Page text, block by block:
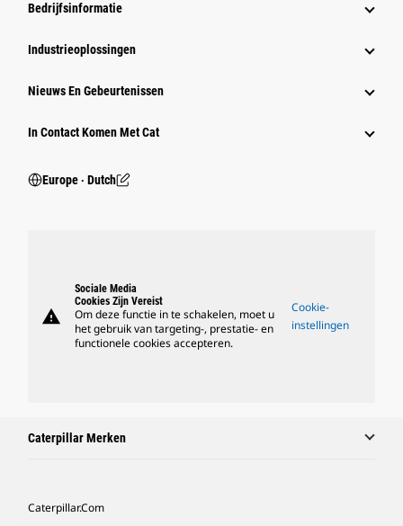
Bedrijfsinformatie
Industrieoplossingen
Nieuws En Gebeurtenissen
In Contact Komen Met Cat
Europe ‧ Dutch
warning
Sociale Media
Cookies Zijn Vereist
Om deze functie in te schakelen, moet u
het gebruik van targeting-, prestatie- en
functionele cookies accepteren.
Cookie-
instellingen
Caterpillar Merken
Caterpillar.com